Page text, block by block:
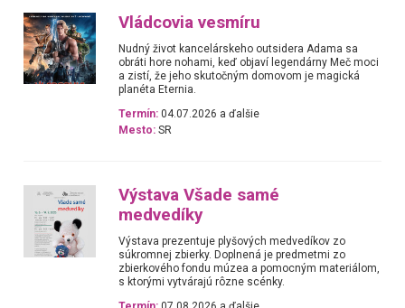
Vládcovia vesmíru
Nudný život kancelárskeho outsidera Adama sa
obráti hore nohami, keď objaví legendárny Meč moci
a zistí, že jeho skutočným domovom je magická
planéta Eternia.
Termín: 04.07.2026 a ďalšie
Mesto: SR
Výstava Všade samé
medvedíky
Výstava prezentuje plyšových medvedíkov zo
súkromnej zbierky. Doplnená je predmetmi zo
zbierkového fondu múzea a pomocným materiálom,
s ktorými vytvárajú rôzne scénky.